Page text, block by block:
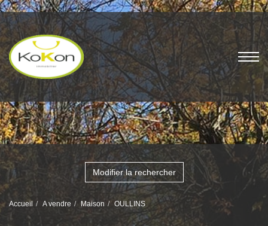
Modifier la rechercher
Accueil A vendre Maison OULLINS